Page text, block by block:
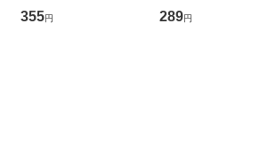
ーンレコード [CD]
【メール便送料無料】
355円
かり / [CD]【メール便
送料無料】
289円